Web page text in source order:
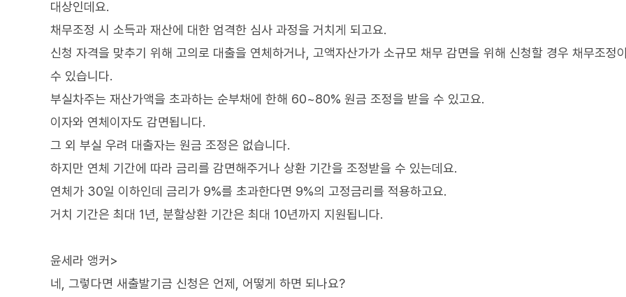
대상인데요.
채무조정 시 소득과 재산에 대한 엄격한 심사 과정을 거치게 되고요.
신청 자격을 맞추기 위해 고의로 대출을 연체하거나, 고액자산가가 소규모 채무 감면을 위해 신청할 경우 채무조정
수 있습니다.
부실차주는 재산가액을 초과하는 순부채에 한해 60~80% 원금 조정을 받을 수 있고요.
이자와 연체이자도 감면됩니다.
그 외 부실 우려 대출자는 원금 조정은 없습니다.
하지만 연체 기간에 따라 금리를 감면해주거나 상환 기간을 조정받을 수 있는데요.
연체가 30일 이하인데 금리가 9%를 초과한다면 9%의 고정금리를 적용하고요.
거치 기간은 최대 1년, 분할상환 기간은 최대 10년까지 지원됩니다.
윤세라 앵커>
네, 그렇다면 새출발기금 신청은 언제, 어떻게 하면 되나요?